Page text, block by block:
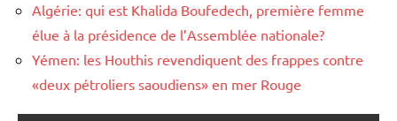
Algérie: qui est Khalida Boufedech, première femme
élue à la présidence de l’Assemblée nationale?
Yémen: les Houthis revendiquent des frappes contre
«deux pétroliers saoudiens» en mer Rouge